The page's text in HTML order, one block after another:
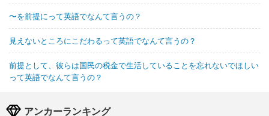
〜を前提にって英語でなんて言うの？
見えないところにこだわるって英語でなんて言うの？
前提として、彼らは国民の税金で生活していることを忘れないでほしい
って英語でなんて言うの？
アンカーランキング